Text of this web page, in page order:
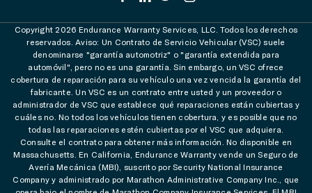
Copyright 2026 Endurance Warranty Services, LLC. Todos los derechos
reservados. Aviso: Un Contrato de Servicio Vehicular (VSC) suele
denominarse "garantía automotriz" o "garantía extendida para
automóvil", pero no es una garantía. Sin embargo, un VSC ofrece
cobertura de reparación para su vehículo una vez vencida la garantía del
fabricante. Un VSC es un contrato entre usted y un proveedor o
administrador de VSC que establece qué reparaciones están cubiertas y
cuáles no. No todos los vehículos tienen cobertura, y es posible que no
todas las reparaciones estén cubiertas por el VSC que adquiera.
Consulte el contrato para obtener más información. No disponible en
Massachusetts. En California, Endurance Warranty vende un Seguro de
Avería Mecánica (MBI), suscrito por Security National Insurance
Company y administrado por Marathon Administrative Company Inc., que